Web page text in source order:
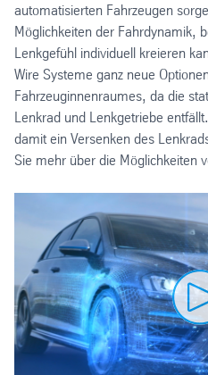
automatisierten Fahrzeugen
Möglichkeiten der Fahrdynamik,
Lenkgefühl individuell kreieren
Wire Systeme ganz neue
Fahrzeuginnenraumes, da die
Lenkrad und Lenkgetriebe
damit ein Versenken des
Sie mehr über die Möglichkeiten